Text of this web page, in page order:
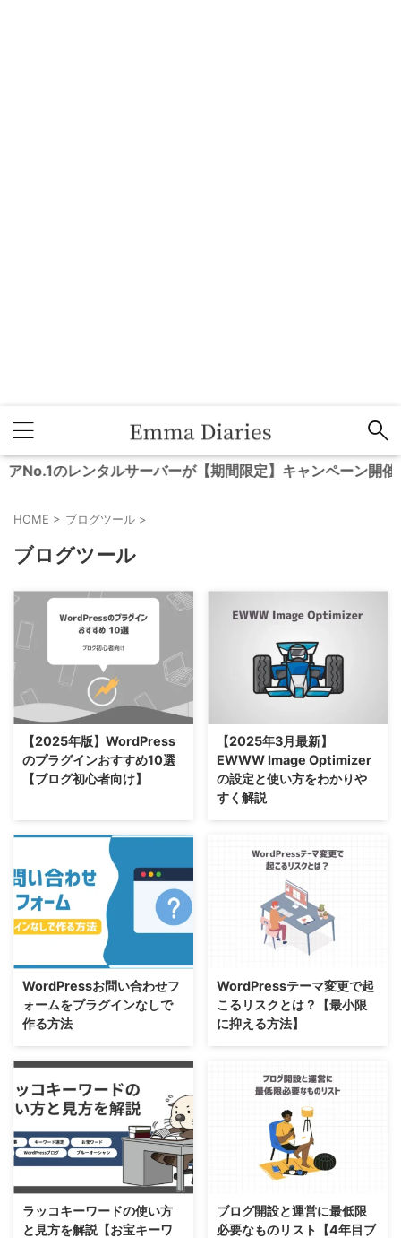
のレンタルサーバーが【期間限定】キャンペーン開催中！
HOME > ブログツール >
ブログツール
【2025年版】WordPress
のプラグインおすすめ10選
【ブログ初心者向け】
【2025年3月最新】
EWWW Image Optimizer
の設定と使い方をわかりや
すく解説
WordPressお問い合わせフ
ォームをプラグインなしで
作る方法
WordPressテーマ変更で起
こるリスクとは？【最小限
に抑える方法】
ラッコキーワードの使い方
と見方を解説【お宝キーワ
ブログ開設と運営に最低限
必要なものリスト【4年目ブ